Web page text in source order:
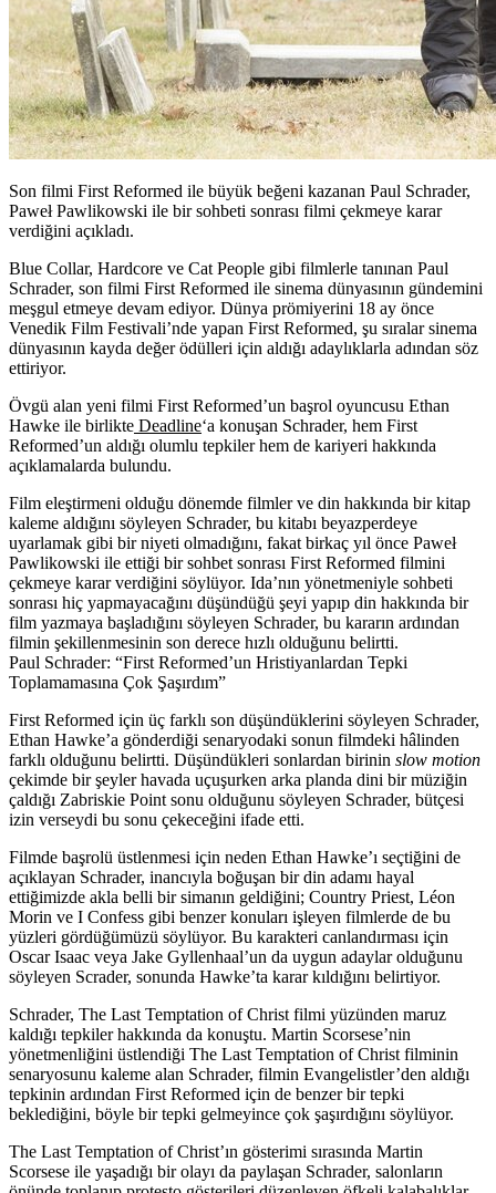
Son filmi First Reformed ile büyük beğeni kazanan Paul Schrader,
Paweł Pawlikowski ile bir sohbeti sonrası filmi çekmeye karar
verdiğini açıkladı.
Blue Collar, Hardcore ve Cat People gibi filmlerle tanınan Paul
Schrader, son filmi First Reformed ile sinema dünyasının gündemini
meşgul etmeye devam ediyor. Dünya prömiyerini 18 ay önce
Venedik Film Festivali’nde yapan First Reformed, şu sıralar sinema
dünyasının kayda değer ödülleri için aldığı adaylıklarla adından söz
ettiriyor.
Övgü alan yeni filmi First Reformed’un başrol oyuncusu Ethan
Hawke ile birlikte Deadline‘a konuşan Schrader, hem First
Reformed’un aldığı olumlu tepkiler hem de kariyeri hakkında
açıklamalarda bulundu.
Film eleştirmeni olduğu dönemde filmler ve din hakkında bir kitap
kaleme aldığını söyleyen Schrader, bu kitabı beyazperdeye
uyarlamak gibi bir niyeti olmadığını, fakat birkaç yıl önce Paweł
Pawlikowski ile ettiği bir sohbet sonrası First Reformed filmini
çekmeye karar verdiğini söylüyor. Ida’nın yönetmeniyle sohbeti
sonrası hiç yapmayacağını düşündüğü şeyi yapıp din hakkında bir
film yazmaya başladığını söyleyen Schrader, bu kararın ardından
filmin şekillenmesinin son derece hızlı olduğunu belirtti.
Paul Schrader: “First Reformed’un Hristiyanlardan Tepki
Toplamamasına Çok Şaşırdım”
First Reformed için üç farklı son düşündüklerini söyleyen Schrader,
Ethan Hawke’a gönderdiği senaryodaki sonun filmdeki hâlinden
farklı olduğunu belirtti. Düşündükleri sonlardan birinin slow motion
çekimde bir şeyler havada uçuşurken arka planda dini bir müziğin
çaldığı Zabriskie Point sonu olduğunu söyleyen Schrader, bütçesi
izin verseydi bu sonu çekeceğini ifade etti.
Filmde başrolü üstlenmesi için neden Ethan Hawke’ı seçtiğini de
açıklayan Schrader, inancıyla boğuşan bir din adamı hayal
ettiğimizde akla belli bir simanın geldiğini; Country Priest, Léon
Morin ve I Confess gibi benzer konuları işleyen filmlerde de bu
yüzleri gördüğümüzü söylüyor. Bu karakteri canlandırması için
Oscar Isaac veya Jake Gyllenhaal’un da uygun adaylar olduğunu
söyleyen Scrader, sonunda Hawke’ta karar kıldığını belirtiyor.
Schrader, The Last Temptation of Christ filmi yüzünden maruz
kaldığı tepkiler hakkında da konuştu. Martin Scorsese’nin
yönetmenliğini üstlendiği The Last Temptation of Christ filminin
senaryosunu kaleme alan Schrader, filmin Evangelistler’den aldığı
tepkinin ardından First Reformed için de benzer bir tepki
beklediğini, böyle bir tepki gelmeyince çok şaşırdığını söylüyor.
The Last Temptation of Christ’ın gösterimi sırasında Martin
Scorsese ile yaşadığı bir olayı da paylaşan Schrader, salonların